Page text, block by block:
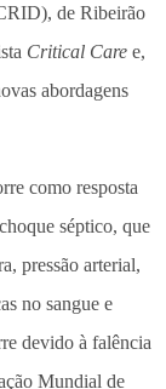
de Ribeirão
Critical Care e,
abordagens
como resposta
séptico, que
pressão arterial,
no sangue e
devido à falência
Mundial de